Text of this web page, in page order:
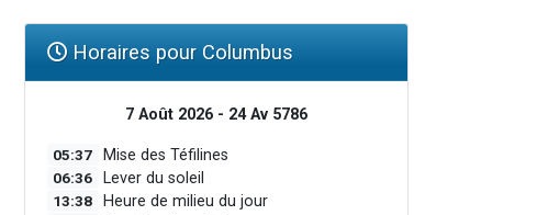
Horaires pour Columbus
7 Août 2026 - 24 Av 5786
05:37 Mise des Téfilines
06:36 Lever du soleil
13:38 Heure de milieu du jour